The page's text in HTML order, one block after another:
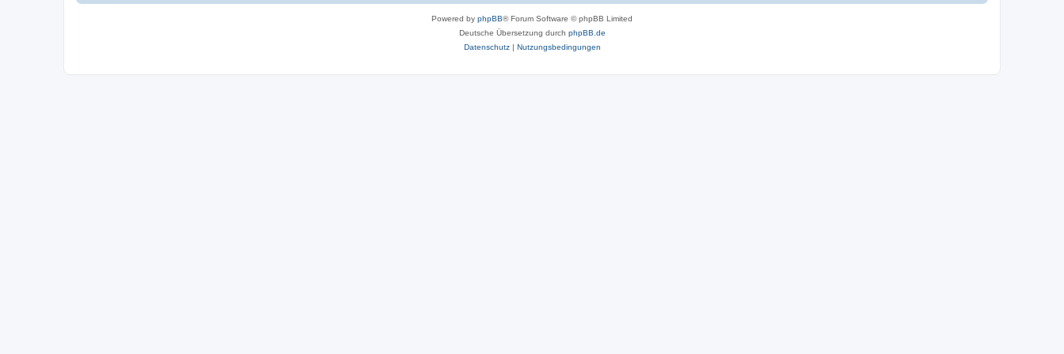
Powered by phpBB® Forum Software © phpBB Limited
Deutsche Übersetzung durch phpBB.de
Datenschutz| Nutzungsbedingungen